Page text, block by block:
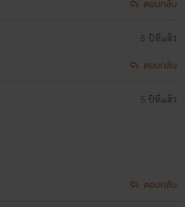
ตอบกลับ
5 ปีที่แล้ว
ตอบกลับ
5 ปีที่แล้ว
ตอบกลับ